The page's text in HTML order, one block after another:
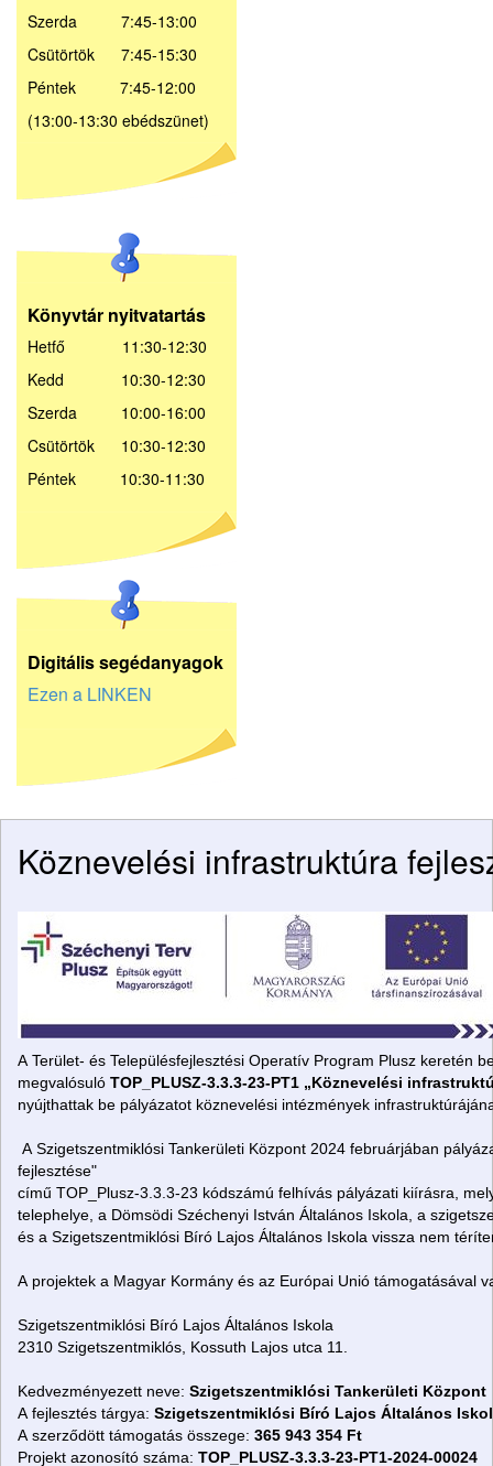
Szerda 7:45-13:00
Csütörtök 7:45-15:30
Péntek 7:45-12:00
(13:00-13:30 ebédszünet)
Könyvtár nyitvatartás
Hetfő 11:30-12:30
Kedd 10:30-12:30
Szerda 10:00-16:00
Csütörtök 10:30-12:30
Péntek 10:30-11:30
Digitális segédanyagok
Ezen a LINKEN
Köznevelési infrastruktúra
A Terület- és Településfejlesztési Operatív Program Plusz keretén
megvalósuló TOP_PLUSZ-3.3.3-23-PT1 „Köznevelési
nyújthattak be pályázatot köznevelési intézmények
A Szigetszentmiklósi Tankerületi Központ 2024 februárjában
fejlesztése"
című TOP_Plusz-3.3.3-23 kódszámú felhívás pályázati kiírásra,
telephelye, a Dömsödi Széchenyi István Általános Iskola, a
és a Szigetszentmiklósi Bíró Lajos Általános Iskola vissza nem
A projektek a Magyar Kormány és az Európai Unió támogatásával
Szigetszentmiklósi Bíró Lajos Általános Iskola
2310 Szigetszentmiklós, Kossuth Lajos utca 11.
Kedvezményezett neve: Szigetszentmiklósi Tankerületi Központ
A fejlesztés tárgya: Szigetszentmiklósi Bíró Lajos Általános
A szerződött támogatás összege: 365 943 354 Ft
Projekt azonosító száma: TOP_PLUSZ-3.3.3-23-PT1-2024-00024